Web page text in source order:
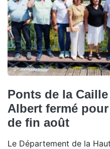
Ponts de la
Albert fermé
de fin août
Le Département de la